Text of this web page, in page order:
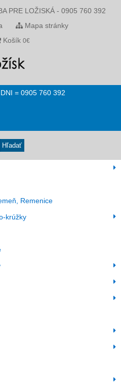
PRE LOŽISKÁ - 0905 760 392
Mapa stránky
Košík 0€
= 0905 760 392
Hľadať
Remenice
krúžky